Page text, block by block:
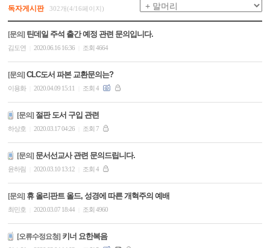
독자게시판 302개(4/16페이지)
[문의] 틴데일 주석 출간 예정 관련 문의입니다.
김도연 2020.06.16 16:36 조회 4664
[문의] CLC도서 파본 교환문의는?
이용화 2020.04.09 15:11 조회 4
[문의] 절판 도서 구입 관련
하상호 2020.03.17 04:26 조회 7
[문의] 문서선교사 관련 문의드립니다.
윤하림 2020.03.10 13:12 조회 4
[문의] 휴 올리판트 올드, 성경에 따른 개혁주의 예배
최민호 2020.03.07 18:44 조회 4960
[오류수정요청] 키너 요한복음